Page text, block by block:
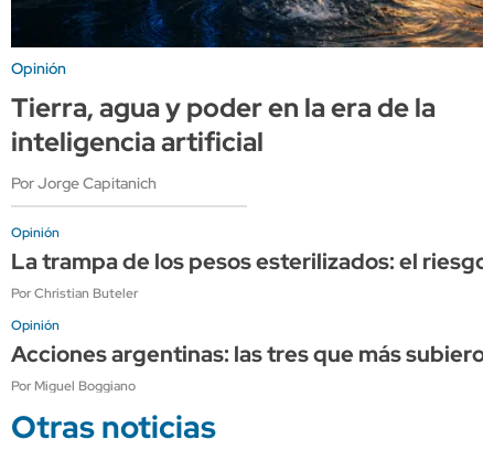
Opinión
Tierra, agua y poder en la era de la
inteligencia artificial
Por Jorge Capitanich
Opinión
La trampa de los pesos esterilizados: el
Por Christian Buteler
Opinión
Acciones argentinas: las tres que más
Por Miguel Boggiano
Otras noticias